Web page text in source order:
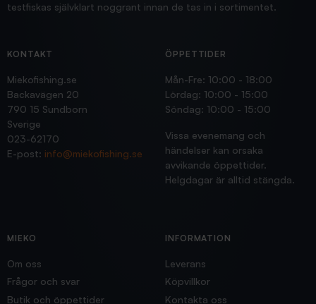
testfiskas självklart noggrant innan de tas in i sortimentet.
KONTAKT
Miekofishing.se
Backavägen 20
790 15 Sundborn
Sverige
023-62170
E-post: info@miekofishing.se
ÖPPETTIDER
Mån-Fre: 10:00 - 18:00
Lördag: 10:00 - 15:00
Söndag: 10:00 - 15:00
Vissa evenemang och
händelser kan orsaka
avvikande öppettider.
Helgdagar är alltid stängda.
MIEKO
Om oss
Frågor och svar
Butik och öppettider
INFORMATION
Leverans
Köpvillkor
Kontakta oss